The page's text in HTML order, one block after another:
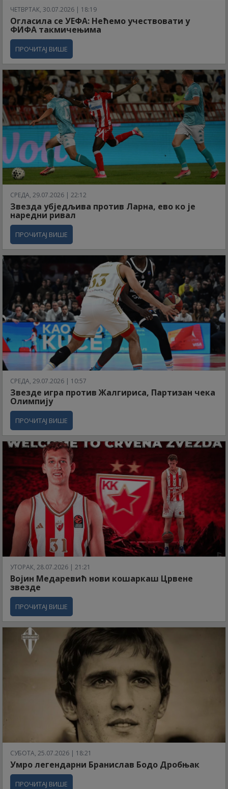
ЧЕТВРТАК, 30.07.2026 | 18:19
Огласила се УЕФА: Нећемо учествовати у
ФИФА такмичењима
ПРОЧИТАЈ ВИШЕ
СРЕДА, 29.07.2026 | 22:12
Звезда убједљива против Ларна, ево ко је
наредни ривал
ПРОЧИТАЈ ВИШЕ
СРЕДА, 29.07.2026 | 10:57
Звезде игра против Жалгириса, Партизан чека
Олимпију
ПРОЧИТАЈ ВИШЕ
УТОРАК, 28.07.2026 | 21:21
Војин Медаревић нови кошаркаш Црвене
звезде
ПРОЧИТАЈ ВИШЕ
СУБОТА, 25.07.2026 | 18:21
Умро легендарни Бранислав Бодо Дробњак
ПРОЧИТАЈ ВИШЕ